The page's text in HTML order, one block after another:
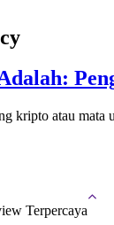
kripto atau
Terpercaya